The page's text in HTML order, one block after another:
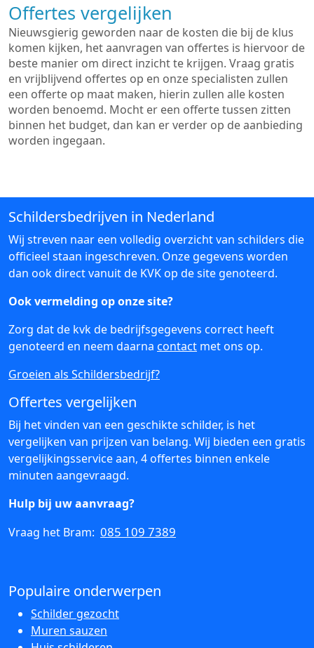
Offertes vergelijken
Nieuwsgierig geworden naar de kosten die bij de klus
komen kijken, het aanvragen van offertes is hiervoor de
beste manier om direct inzicht te krijgen. Vraag gratis
en vrijblijvend offertes op en onze specialisten zullen
een offerte op maat maken, hierin zullen alle kosten
worden benoemd. Mocht er een offerte tussen zitten
binnen het budget, dan kan er verder op de aanbieding
worden ingegaan.
Schildersbedrijven in Nederland
Wij streven naar een volledig overzicht van schilders die
officieel staan ingeschreven. Onze gegevens worden
dan ook direct vanuit de KVK op de site genoteerd.
Ook vermelding op onze site?
Zorg dat de kvk de bedrijfsgegevens correct heeft
genoteerd en neem daarna contact met ons op.
Groeien als Schildersbedrijf?
Offertes vergelijken
Bij het vinden van een geschikte schilder, is het
vergelijken van prijzen van belang. Wij bieden een gratis
vergelijkingsservice aan, 4 offertes binnen enkele
minuten aangevraagd.
Hulp bij uw aanvraag?
Vraag het Bram: 085 109 7389
Populaire onderwerpen
Schilder gezocht
Muren sauzen